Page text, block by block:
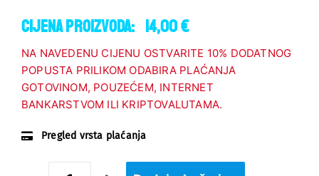
Cijena proizvoda: 14,00 €
NA NAVEDENU CIJENU OSTVARITE 10% DODATNOG
POPUSTA PRILIKOM ODABIRA PLAĆANJA
GOTOVINOM, POUZEĆEM, INTERNET
BANKARSTVOM ILI KRIPTOVALUTAMA.
Pregled vrsta plaćanja